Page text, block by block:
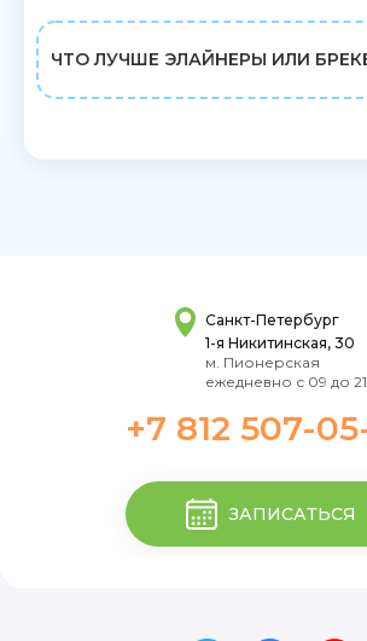
ЧТО ЛУЧШЕ ЭЛАЙНЕРЫ ИЛИ
Санкт-Петербург
1-я Никитинская, 30
м. Пионерская
ежедневно с 09 до 21
+7 812 507-
ЗАПИСАТЬСЯ